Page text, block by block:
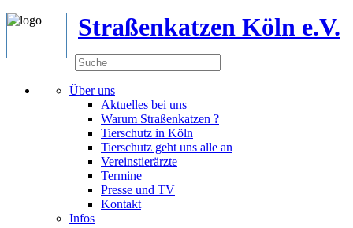
Straßenkatzen Köln e.V.
Über uns
Aktuelles bei uns
Warum Straßenkatzen ?
Tierschutz in Köln
Tierschutz geht uns alle an
Vereinstierärzte
Termine
Presse und TV
Kontakt
Infos